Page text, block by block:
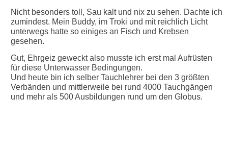
Nicht besonders toll, Sau kalt und nix zu sehen. Dachte ich
zumindest. Mein Buddy, im Troki und mit reichlich Licht
unterwegs hatte so einiges an Fisch und Krebsen
gesehen.
Gut, Ehrgeiz geweckt also musste ich erst mal Aufrüsten
für diese Unterwasser Bedingungen.
Und heute bin ich selber Tauchlehrer bei den 3 größten
Verbänden und mittlerweile bei rund 4000 Tauchgängen
und mehr als 500 Ausbildungen rund um den Globus.